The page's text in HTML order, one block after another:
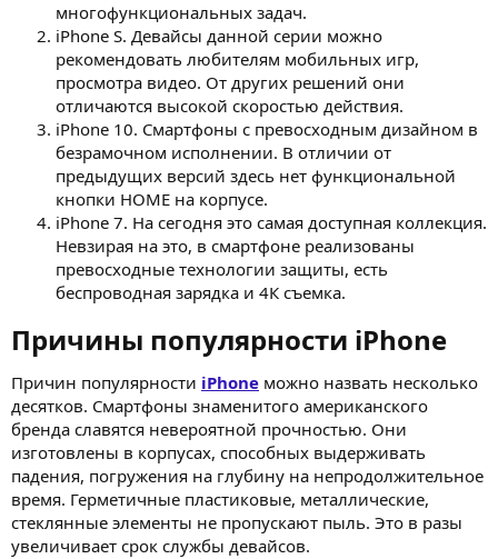
многофункциональных задач.
iPhone S. Девайсы данной серии можно
рекомендовать любителям мобильных игр,
просмотра видео. От других решений они
отличаются высокой скоростью действия.
iPhone 10. Смартфоны с превосходным дизайном в
безрамочном исполнении. В отличии от
предыдущих версий здесь нет функциональной
кнопки HOME на корпусе.
iPhone 7. На сегодня это самая доступная коллекция.
Невзирая на это, в смартфоне реализованы
превосходные технологии защиты, есть
беспроводная зарядка и 4К съемка.
Причины популярности iPhone​
Причин популярности iPhone можно назвать несколько
десятков. Смартфоны знаменитого американского
бренда славятся невероятной прочностью. Они
изготовлены в корпусах, способных выдерживать
падения, погружения на глубину на непродолжительное
время. Герметичные пластиковые, металлические,
стеклянные элементы не пропускают пыль. Это в разы
увеличивает срок службы девайсов.